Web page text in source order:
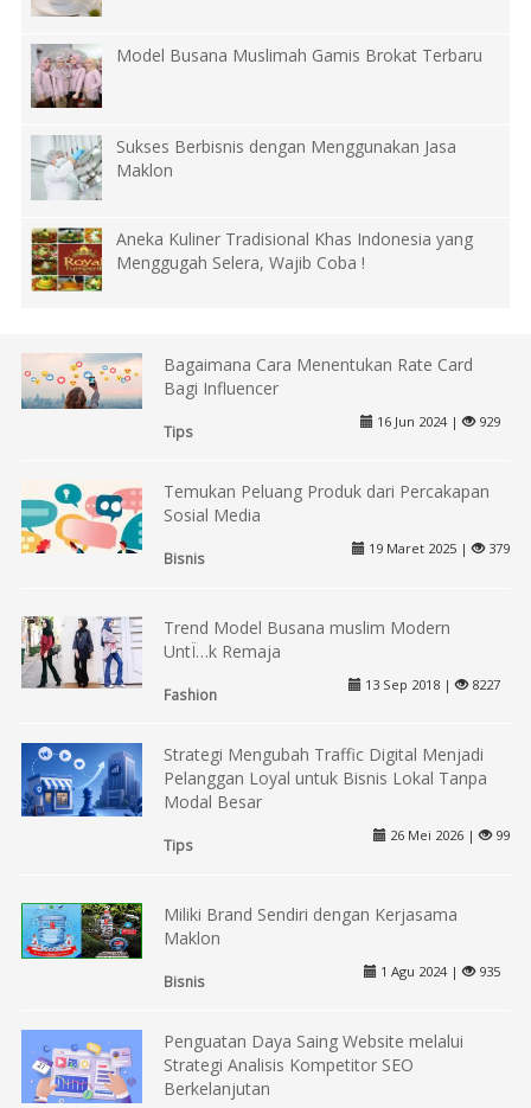
Model Busana Muslimah Gamis Brokat Terbaru
Sukses Berbisnis dengan Menggunakan Jasa
Maklon
Aneka Kuliner Tradisional Khas Indonesia yang
Menggugah Selera, Wajib Coba !
Bagaimana Cara Menentukan Rate Card
Bagi Influencer
Tips
16 Jun 2024 | 929
Temukan Peluang Produk dari Percakapan
Sosial Media
Bisnis
19 Maret 2025 | 379
Trend Model Busana muslim Modern
UntÏ…k Remaja
Fashion
13 Sep 2018 | 8227
Strategi Mengubah Traffic Digital Menjadi
Pelanggan Loyal untuk Bisnis Lokal Tanpa
Modal Besar
Tips
26 Mei 2026 | 99
Miliki Brand Sendiri dengan Kerjasama
Maklon
Bisnis
1 Agu 2024 | 935
Penguatan Daya Saing Website melalui
Strategi Analisis Kompetitor SEO
Berkelanjutan